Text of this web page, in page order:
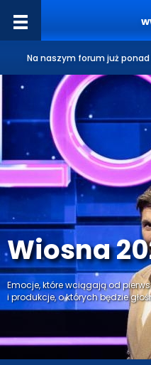
Na naszym forum już ponad
Wiosna
Emocje, które wciągają od
i produkcje, o których będzie